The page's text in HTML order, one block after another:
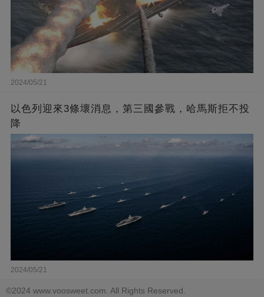
2024/05/21
以色列迎來3條壞消息，第三國參戰，哈馬斯拒不投
降
2024/05/21
©2024 www.voosweet.com. All Rights Reserved.